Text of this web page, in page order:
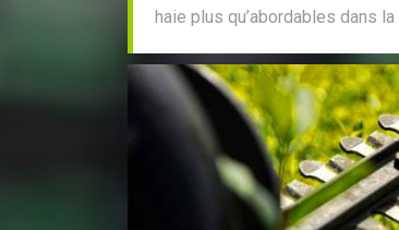
haie plus qu’abordables dans